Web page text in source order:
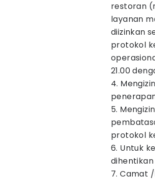
restoran
layanan
diizinkan
protokol
21.00
4.
5.
protokol
6. Untuk
7. Camat